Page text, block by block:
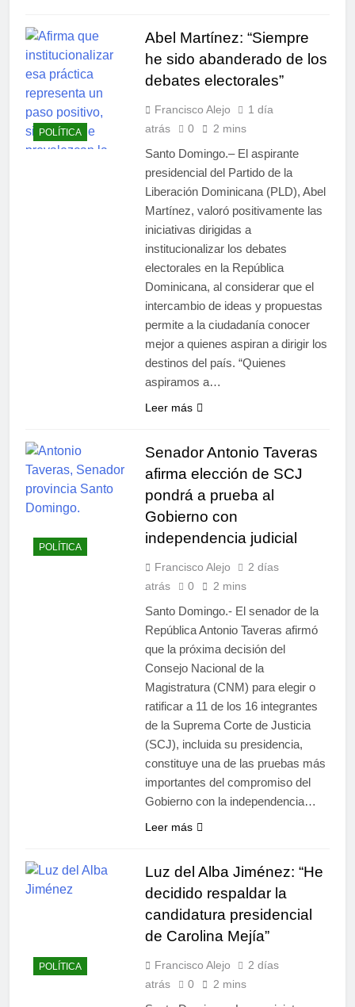
POLÍTICA
Abel Martínez: “Siempre
he sido abanderado de los
debates electorales”
Francisco Alejo
1 día
atrás
0 2 mins
Santo Domingo.– El aspirante
presidencial del Partido de la
Liberación Dominicana (PLD), Abel
Martínez, valoró positivamente las
iniciativas dirigidas a
institucionalizar los debates
electorales en la República
Dominicana, al considerar que el
intercambio de ideas y propuestas
permite a la ciudadanía conocer
mejor a quienes aspiran a dirigir los
destinos del país. “Quienes
aspiramos a…
Leer más
POLÍTICA
Senador Antonio Taveras
afirma elección de SCJ
pondrá a prueba al
Gobierno con
independencia judicial
Francisco Alejo
2 días
atrás
0 2 mins
Santo Domingo.- El senador de la
República Antonio Taveras afirmó
que la próxima decisión del
Consejo Nacional de la
Magistratura (CNM) para elegir o
ratificar a 11 de los 16 integrantes
de la Suprema Corte de Justicia
(SCJ), incluida su presidencia,
constituye una de las pruebas más
importantes del compromiso del
Gobierno con la independencia…
Leer más
POLÍTICA
Luz del Alba Jiménez: “He
decidido respaldar la
candidatura presidencial
de Carolina Mejía”
Francisco Alejo
2 días
atrás
0 2 mins